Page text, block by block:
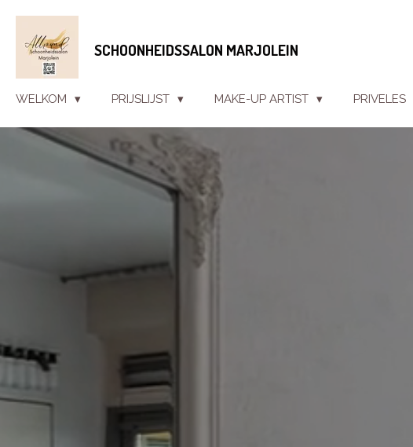
Ga
direct
naar
SCHOONHEIDSSALON MARJOLEIN
WELKOM PRIJSLIJST MAKE-UP ARTIST PRIVELES